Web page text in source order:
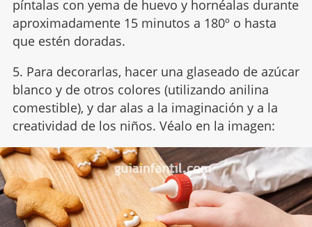
píntalas con yema de huevo y hornéalas durante
aproximadamente 15 minutos a 180º o hasta
que estén doradas.
5. Para decorarlas, hacer una glaseado de azúcar
blanco y de otros colores (utilizando anilina
comestible), y dar alas a la imaginación y a la
creatividad de los niños. Véalo en la imagen: